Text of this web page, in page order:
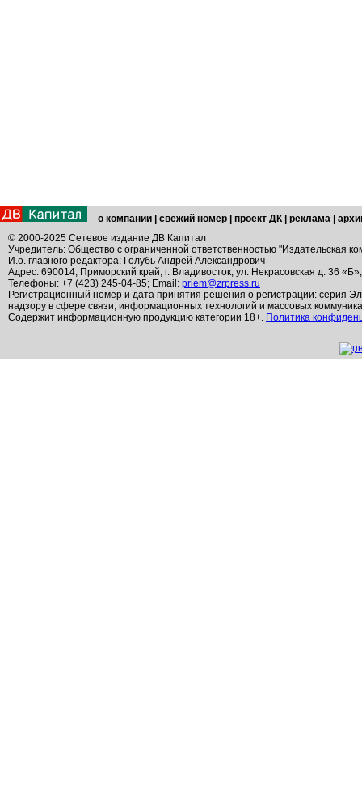
о компании свежий номер проект ДК реклама
© 2000-2025 Сетевое издание ДВ Капитал
Учредитель: Общество с ограниченной ответственностью "Издательская
И.о. главного редактора: Голубь Андрей Александрович
Адрес: 690014, Приморский край, г. Владивосток, ул. Некрасовская д. 36
Телефоны: +7 (423) 245-04-85; Email: priem@zrpress.ru
Регистрационный номер и дата принятия решения о регистрации: серия
надзору в сфере связи, информационных технологий и массовых
Содержит информационную продукцию категории 18+. Политика